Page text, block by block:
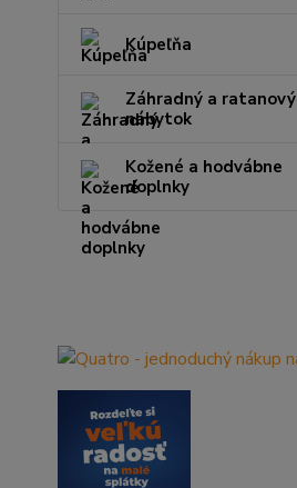
Kúpeľňa
Záhradný a ratanový
nábytok
Kožené a hodvábne
doplnky